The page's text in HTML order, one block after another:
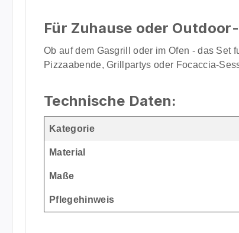
Für Zuhause oder
Ob auf dem Gasgrill oder im Ofen - das Set
Pizzaabende, Grillpartys oder Focaccia-
Technische Daten:
Kategorie
Material
Maße
Pflegehinweis